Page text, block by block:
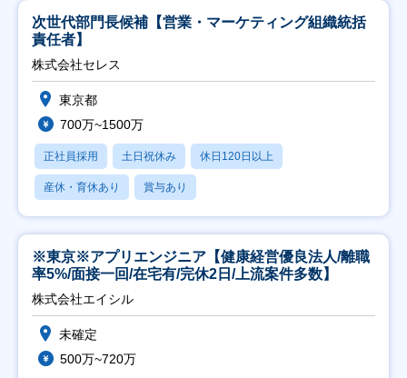
次世代部門長候補【営業・マーケティング組織統括
責任者】
株式会社セレス
東京都
700万~1500万
正社員採用 土日祝休み 休日120日以上
産休・育休あり 賞与あり
※東京※アプリエンジニア【健康経営優良法人/離職
率5%/面接一回/在宅有/完休2日/上流案件多数】
株式会社エイシル
未確定
500万~720万